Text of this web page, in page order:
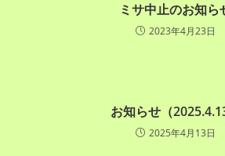
ミサ中止のお知ら
2023年4月23日
お知らせ（
2025年4月13日